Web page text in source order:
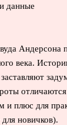
данные
Андерсона
века.
и плюс для
новичков).